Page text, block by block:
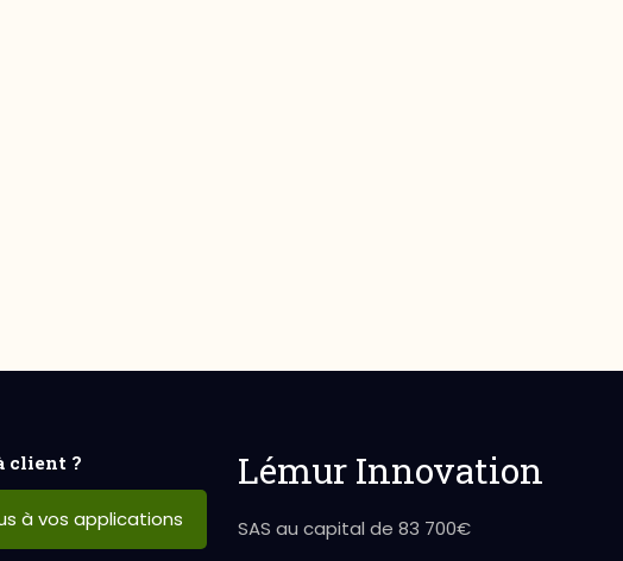
client ?
à vos applications
Lémur Innovation
SAS au capital de 83 700€